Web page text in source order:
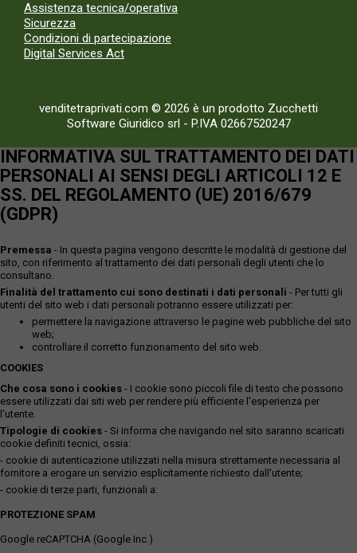
Assistenza tecnica/operativa
Sicurezza
Condizioni di partecipazione
Digital Services Act
venditetraprivati.com © 2026 è un prodotto Zucchetti
Software Giuridico srl - P.IVA 02667520247
INFORMATIVA SUL TRATTAMENTO DEI DATI
PERSONALI AI SENSI DEGLI ARTICOLI 12 E
SS. DEL REGOLAMENTO (UE) 2016/679
(GDPR)
Premessa - In questa pagina vengono descritte le modalità di gestione del
sito, con riferimento al trattamento dei dati personali degli utenti che lo
consultano.
Finalità del trattamento cui sono destinati i dati personali - Per tutti gli
utenti del sito web i dati personali potranno essere utilizzati per:
permettere la navigazione attraverso le pagine web pubbliche del sito
web;
controllare il corretto funzionamento del sito web.
COOKIES
Che cosa sono i cookies - I cookie sono piccoli file di testo che possono
essere utilizzati dai siti web per rendere più efficiente l'esperienza per
l'utente.
Tipologie di cookies - Si informa che navigando nel sito saranno scaricati
cookie definiti tecnici, ossia:
- cookie di autenticazione utilizzati nella misura strettamente necessaria al
fornitore a erogare un servizio esplicitamente richiesto dall'utente;
- cookie di terze parti, funzionali a:
PROTEZIONE SPAM
Google reCAPTCHA (Google Inc.)